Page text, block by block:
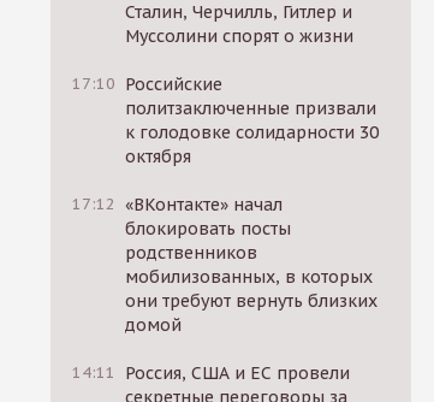
Сталин, Черчилль, Гитлер и
Муссолини спорят о жизни
17:10 Российские
политзаключенные призвали
к голодовке солидарности 30
октября
17:12 «ВКонтакте» начал
блокировать посты
родственников
мобилизованных, в которых
они требуют вернуть близких
домой
14:11
Россия, США и ЕС провели
секретные переговоры за